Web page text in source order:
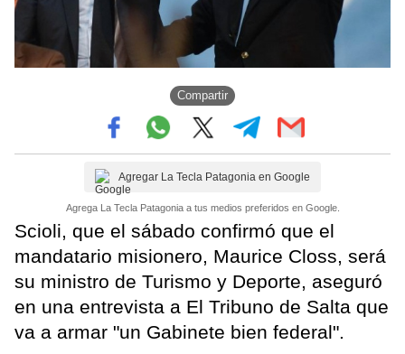
Compartir
Agregar La Tecla Patagonia en Google
Agrega La Tecla Patagonia a tus medios preferidos en Google.
Scioli, que el sábado confirmó que el
mandatario misionero, Maurice Closs, será
su ministro de Turismo y Deporte, aseguró
en una entrevista a El Tribuno de Salta que
va a armar "un Gabinete bien federal".